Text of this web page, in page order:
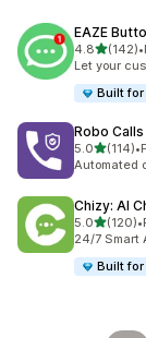
EAZE
4.8별 5개 중
(142)
총 리뷰 142개
•
Let your
Built
Robo
5.0별 5개 중
(114)
총 리뷰 114개
•
Automated
Chizy: AI
5.0별 5개 중
(120)
총 리뷰 120개
•
24/7 Smart
Built